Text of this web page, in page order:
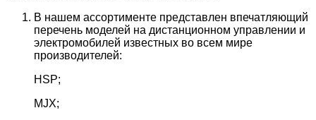
В нашем ассортименте представлен впечатляющий
перечень моделей на дистанционном управлении и
электромобилей известных во всем мире
производителей:
HSP;
MJX;